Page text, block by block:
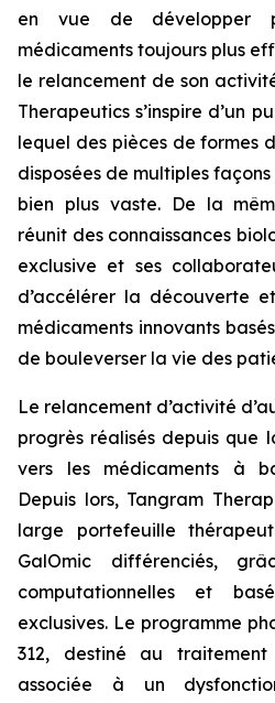
en vue de développer
médicaments toujours plus
le relancement de son
Therapeutics s’inspire d’un
lequel des pièces de formes
disposées de multiples
bien plus vaste. De la
réunit des connaissances
exclusive et ses
d’accélérer la découverte
médicaments innovants
de bouleverser la vie des
Le relancement d’activité
progrès réalisés depuis que
vers les médicaments à
Depuis lors, Tangram
large portefeuille
GalOmic différenciés,
computationnelles et
exclusives. Le programme
312, destiné au
associée à un